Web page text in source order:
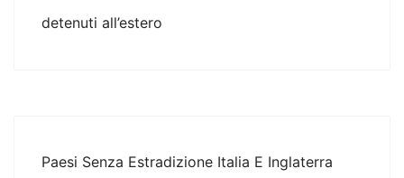
detenuti all’estero
Paesi Senza Estradizione Italia E Inglaterra